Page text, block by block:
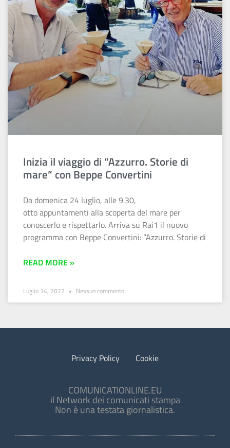
Inizia il viaggio di “Azzurro. Storie di
mare” con Beppe Convertini
Da domenica 24 luglio, alle 9.30,
otto appuntamenti alla scoperta del mare per
conoscerlo e rispettarlo. Arriva su Rai1 il nuovo
programma con Beppe Convertini: “Azzurro. Storie di
READ MORE »
Luglio 14, 2022 Nessun commento
Privacy Policy Cookie
COMUNICATIONLINE.EU
il Network dei comunicati stampa
Non è una testata giornalistica.